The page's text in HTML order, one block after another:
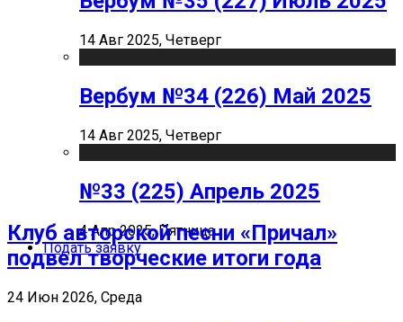
14 Авг 2025, Четверг
Вербум №34 (226) Май 2025
14 Авг 2025, Четверг
№33 (225) Апрель 2025
4 Апр 2025, Пятница
Подать заявку
Клуб авторской песни «Причал»
подвел творческие итоги года
24 Июн 2026, Среда